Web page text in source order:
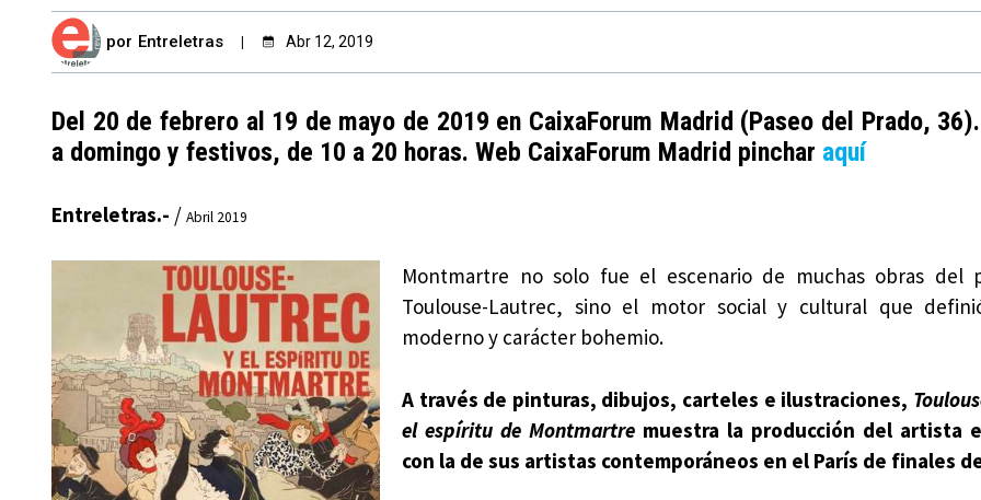
por Entreletras Abr 12, 2019
Del 20 de febrero al 19 de mayo de 2019 en CaixaForum Madrid (Paseo del Prado,
a domingo y festivos, de 10 a 20 horas. Web CaixaForum Madrid pinchar aquí
Entreletras.- / Abril 2019
Montmartre no solo fue el escenario de muchas obras del
Toulouse-Lautrec, sino el motor social y cultural que
moderno y carácter bohemio.
A través de pinturas, dibujos, carteles e ilustraciones,
el espíritu de Montmartremuestra la producción del artista
con la de sus artistas contemporáneos en el París de finales